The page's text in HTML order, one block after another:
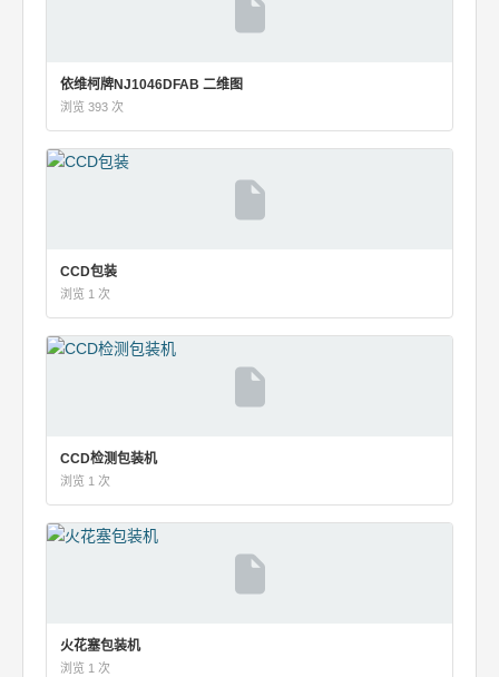
依维柯牌NJ1046DFAB 二维图
浏览 393 次
CCD包装
浏览 1 次
CCD检测包装机
浏览 1 次
火花塞包装机
浏览 1 次